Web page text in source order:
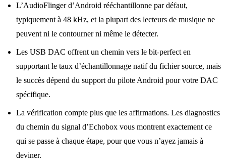
L’AudioFlinger d’Android rééchantillonne par défaut,
typiquement à 48 kHz, et la plupart des lecteurs de musique ne
peuvent ni le contourner ni même le détecter.
Les USB DAC offrent un chemin vers le bit-perfect en
supportant le taux d’échantillonnage natif du fichier source, mais
le succès dépend du support du pilote Android pour votre DAC
spécifique.
La vérification compte plus que les affirmations. Les diagnostics
du chemin du signal d’Echobox vous montrent exactement ce
qui se passe à chaque étape, pour que vous n’ayez jamais à
deviner.